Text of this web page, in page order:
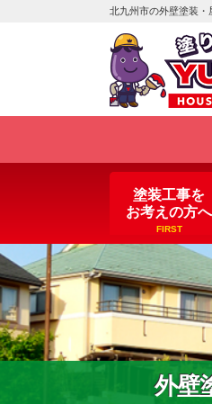
北九州市の外壁塗装・
塗装工事を
お考えの方へ
FIRST
外壁